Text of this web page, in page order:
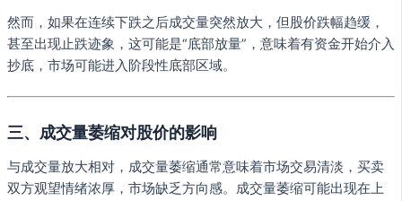
然而，如果在连续下跌之后成交量突然放大，但股价跌幅趋缓，
甚至出现止跌迹象，这可能是“底部放量”，意味着有资金开始介入
抄底，市场可能进入阶段性底部区域。
三、成交量萎缩对股价的影响
与成交量放大相对，成交量萎缩通常意味着市场交易清淡，买卖
双方观望情绪浓厚，市场缺乏方向感。成交量萎缩可能出现在上